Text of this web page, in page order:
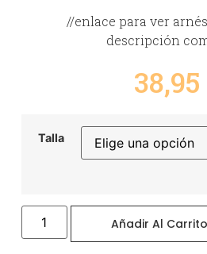
//enlace para ver
descripción
38,95
Talla
Añadir Al Carrito